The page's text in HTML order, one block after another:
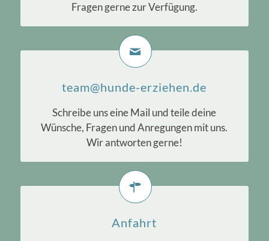
Fragen gerne zur Verfügung.
team@hunde-erziehen.de
Schreibe uns eine Mail und teile deine
Wünsche, Fragen und Anregungen mit uns.
Wir antworten gerne!
Anfahrt